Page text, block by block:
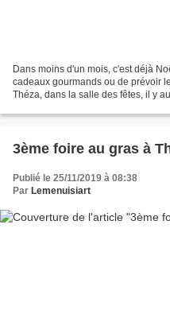
Dans moins d'un mois, c'est déjà
cadeaux gourmands ou de prévoir
Théza, dans la salle des fêtes, il y
3ème foire au gras à
Publié le 25/11/2019 à 08:38
Par Lemenuisiart